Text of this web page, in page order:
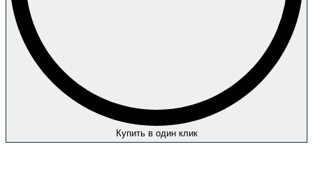
Купить в один клик